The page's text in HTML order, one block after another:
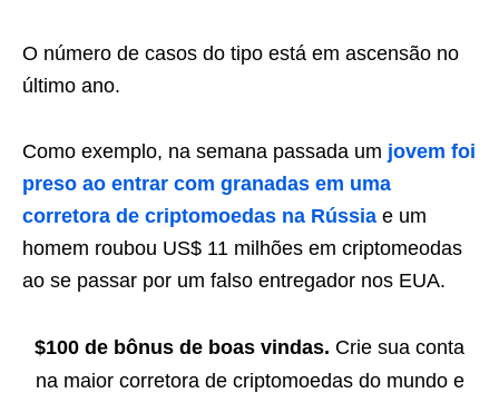
O número de casos do tipo está em ascensão no
último ano.
Como exemplo, na semana passada um jovem foi
preso ao entrar com granadas em uma
corretora de criptomoedas na Rússia e um
homem roubou US$ 11 milhões em criptomeodas
ao se passar por um falso entregador nos EUA.
$100 de bônus de boas vindas. Crie sua conta
na maior corretora de criptomoedas do mundo e